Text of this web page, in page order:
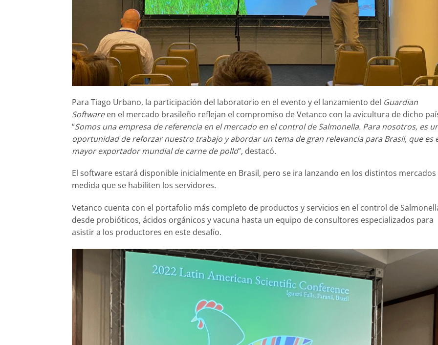
Para Tiago Urbano, la participación del laboratorio en el evento y el lanzamiento del Guardian
Softwareen el mercado brasileño reflejan el compromiso de Vetanco con la avicultura de dicho
“Somos una empresa de referencia en el mercado en el control de Salmonella. Para nosotros, es
oportunidad de reforzar nuestro trabajo y abordar un tema de gran relevancia para Brasil, que es
mayor exportador mundial de carne de pollo”, destacó.
El software estará disponible inicialmente en Brasil, pero se ira lanzando en los distintos mercados
medida que se habiliten los servidores.
Vetanco cuenta con el portafolio más completo de productos y servicios en el control de
desde probióticos, ácidos orgánicos y vacuna hasta un equipo de consultores especializados para
asistir a los productores en este desafío.